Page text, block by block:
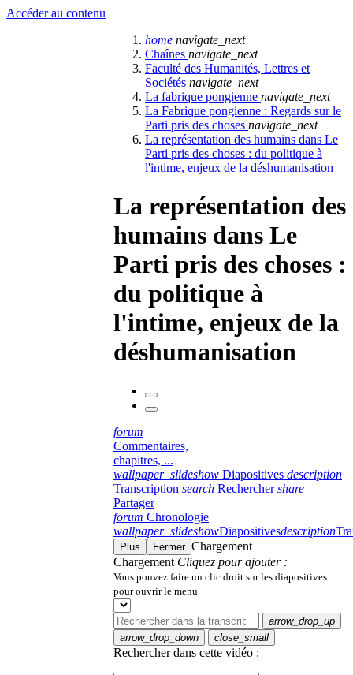
Accéder au contenu
home navigate_next
Chaînes navigate_next
Faculté des Humanités, Lettres et
Sociétés navigate_next
La fabrique pongienne navigate_next
La Fabrique pongienne : Regards sur le
Parti pris des choses navigate_next
La représentation des humains dans Le
Parti pris des choses : du politique à
l'intime, enjeux de la déshumanisation
La représentation des
humains dans Le
Parti pris des choses :
du politique à
l'intime, enjeux de la
déshumanisation
forum
Commentaires,
chapitres, ...
wallpaper_slideshow Diapositives description
Transcription search Rechercher share
Partager
forum Chronologie
wallpaper_slideshowDiapositivesdescription
Plus Fermer Chargement
Chargement Cliquez pour ajouter :
Vous pouvez faire un clic droit sur les diapositives
pour ouvrir le menu
arrow_drop_up
arrow_drop_down
close_small
Rechercher dans cette vidéo :